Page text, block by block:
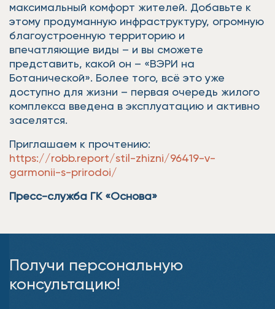
максимальный комфорт жителей. Добавьте к
этому продуманную инфраструктуру, огромную
благоустроенную территорию и
впечатляющие виды – и вы сможете
представить, какой он – «ВЭРИ на
Ботанической». Более того, всё это уже
доступно для жизни – первая очередь жилого
комплекса введена в эксплуатацию и активно
заселятся.
Приглашаем к прочтению:
https://robb.report/stil-zhizni/96419-v-
garmonii-s-prirodoi/
Пресс-служба ГК «Основа»
Получи персональную
консультацию!